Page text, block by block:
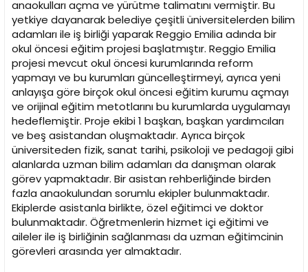
anaokulları açma ve yürütme talimatını vermiştir. Bu
yetkiye dayanarak belediye çeşitli üniversitelerden bilim
adamları ile iş birliği yaparak Reggio Emilia adında bir
okul öncesi eğitim projesi başlatmıştır. Reggio Emilia
projesi mevcut okul öncesi kurumlarında reform
yapmayı ve bu kurumları güncelleştirmeyi, ayrıca yeni
anlayışa göre birçok okul öncesi eğitim kurumu açmayı
ve orijinal eğitim metotlarını bu kurumlarda uygulamayı
hedeflemiştir. Proje ekibi 1 başkan, başkan yardımcıları
ve beş asistandan oluşmaktadır. Ayrıca birçok
üniversiteden fizik, sanat tarihi, psikoloji ve pedagoji gibi
alanlarda uzman bilim adamları da danışman olarak
görev yapmaktadır. Bir asistan rehberliğinde birden
fazla anaokulundan sorumlu ekipler bulunmaktadır.
Ekiplerde asistanla birlikte, özel eğitimci ve doktor
bulunmaktadır. Öğretmenlerin hizmet içi eğitimi ve
aileler ile iş birliğinin sağlanması da uzman eğitimcinin
görevleri arasında yer almaktadır.